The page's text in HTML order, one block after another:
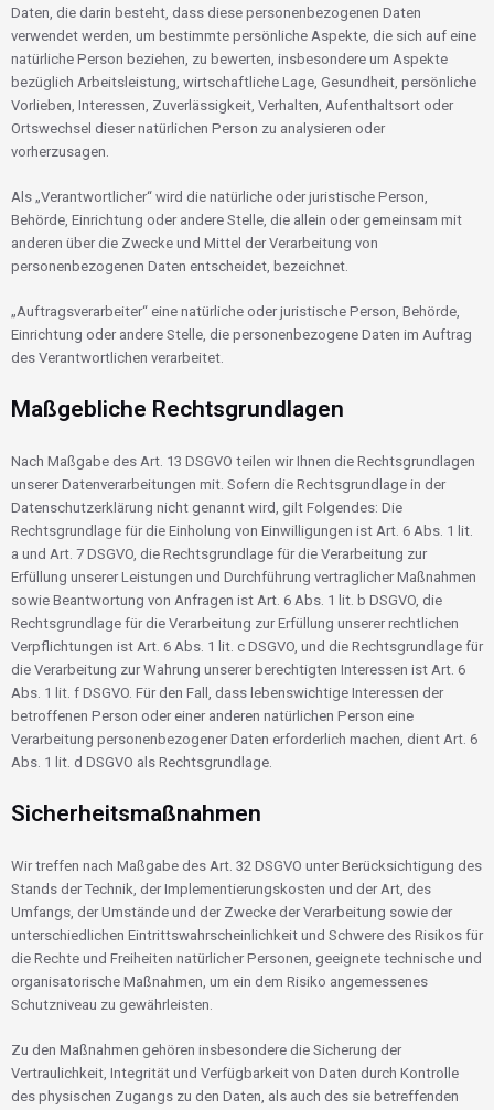
Daten, die darin besteht, dass diese personenbezogenen Daten
verwendet werden, um bestimmte persönliche Aspekte, die sich auf eine
natürliche Person beziehen, zu bewerten, insbesondere um Aspekte
bezüglich Arbeitsleistung, wirtschaftliche Lage, Gesundheit, persönliche
Vorlieben, Interessen, Zuverlässigkeit, Verhalten, Aufenthaltsort oder
Ortswechsel dieser natürlichen Person zu analysieren oder
vorherzusagen.
Als „Verantwortlicher“ wird die natürliche oder juristische Person,
Behörde, Einrichtung oder andere Stelle, die allein oder gemeinsam mit
anderen über die Zwecke und Mittel der Verarbeitung von
personenbezogenen Daten entscheidet, bezeichnet.
„Auftragsverarbeiter“ eine natürliche oder juristische Person, Behörde,
Einrichtung oder andere Stelle, die personenbezogene Daten im Auftrag
des Verantwortlichen verarbeitet.
Maßgebliche Rechtsgrundlagen
Nach Maßgabe des Art. 13 DSGVO teilen wir Ihnen die Rechtsgrundlagen
unserer Datenverarbeitungen mit. Sofern die Rechtsgrundlage in der
Datenschutzerklärung nicht genannt wird, gilt Folgendes: Die
Rechtsgrundlage für die Einholung von Einwilligungen ist Art. 6 Abs. 1 lit.
a und Art. 7 DSGVO, die Rechtsgrundlage für die Verarbeitung zur
Erfüllung unserer Leistungen und Durchführung vertraglicher Maßnahmen
sowie Beantwortung von Anfragen ist Art. 6 Abs. 1 lit. b DSGVO, die
Rechtsgrundlage für die Verarbeitung zur Erfüllung unserer rechtlichen
Verpflichtungen ist Art. 6 Abs. 1 lit. c DSGVO, und die Rechtsgrundlage für
die Verarbeitung zur Wahrung unserer berechtigten Interessen ist Art. 6
Abs. 1 lit. f DSGVO. Für den Fall, dass lebenswichtige Interessen der
betroffenen Person oder einer anderen natürlichen Person eine
Verarbeitung personenbezogener Daten erforderlich machen, dient Art. 6
Abs. 1 lit. d DSGVO als Rechtsgrundlage.
Sicherheitsmaßnahmen
Wir treffen nach Maßgabe des Art. 32 DSGVO unter Berücksichtigung des
Stands der Technik, der Implementierungskosten und der Art, des
Umfangs, der Umstände und der Zwecke der Verarbeitung sowie der
unterschiedlichen Eintrittswahrscheinlichkeit und Schwere des Risikos für
die Rechte und Freiheiten natürlicher Personen, geeignete technische und
organisatorische Maßnahmen, um ein dem Risiko angemessenes
Schutzniveau zu gewährleisten.
Zu den Maßnahmen gehören insbesondere die Sicherung der
Vertraulichkeit, Integrität und Verfügbarkeit von Daten durch Kontrolle
des physischen Zugangs zu den Daten, als auch des sie betreffenden